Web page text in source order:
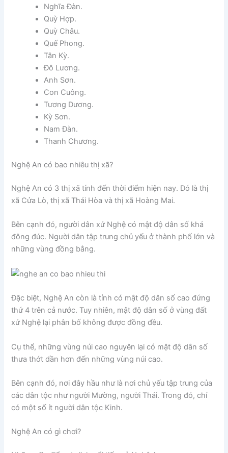
Nghĩa Đàn.
Quỳ Hợp.
Quỳ Châu.
Quế Phong.
Tân Kỳ.
Đô Lương.
Anh Sơn.
Con Cuông.
Tương Dương.
Kỳ Sơn.
Nam Đàn.
Thanh Chương.
Nghệ An có bao nhiêu thị xã?
Nghệ An có 3 thị xã tính đến thời điểm hiện nay. Đó là thị
xã Cửa Lò, thị xã Thái Hòa và thị xã Hoàng Mai.
Bên cạnh đó, người dân xứ Nghệ có mật độ dân số khá
đông đúc. Người dân tập trung chủ yếu ở thành phố lớn và
những vùng đồng bằng.
Đặc biệt, Nghệ An còn là tỉnh có mật độ dân số cao đứng
thứ 4 trên cả nước. Tuy nhiên, mật độ dân số ở vùng đất
xứ Nghệ lại phân bố không được đồng đều.
Cụ thể, những vùng núi cao nguyên lại có mật độ dân số
thưa thớt dần hơn đến những vùng núi cao.
Bên cạnh đó, nơi đây hầu như là nơi chủ yếu tập trung của
các dân tộc như người Mường, người Thái. Trong đó, chỉ
có một số ít người dân tộc Kinh.
Nghệ An có gì chơi?